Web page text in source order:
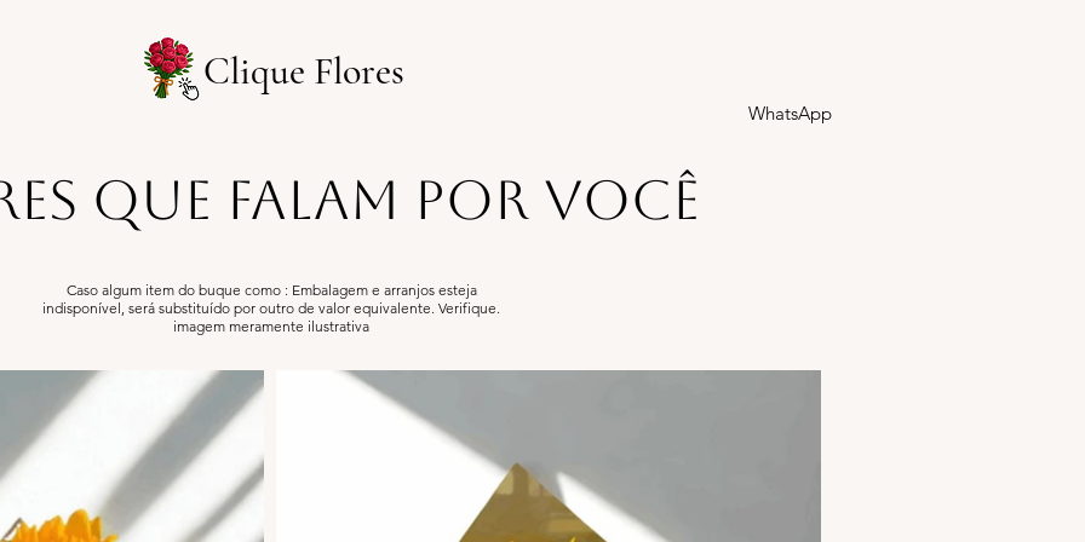
Clique Flores
WhatsApp
que falam por você
Caso algum item do buque como : Embalagem e arranjos esteja
indisponível, será substituído por outro de valor equivalente. Verifique.
​imagem meramente ilustrativa